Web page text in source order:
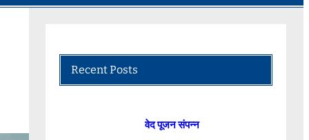
Recent Posts
वेद पूजन संपन्न